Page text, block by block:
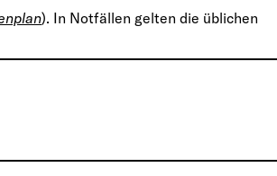
). In Notfällen gelten die üblichen